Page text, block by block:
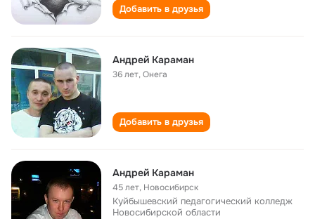
Добавить в друзья
Андрей Караман
36 лет,Онега
Добавить в друзья
Андрей Караман
45 лет, Новосибирск
Куйбышевский педагогический колледж
Новосибирской области